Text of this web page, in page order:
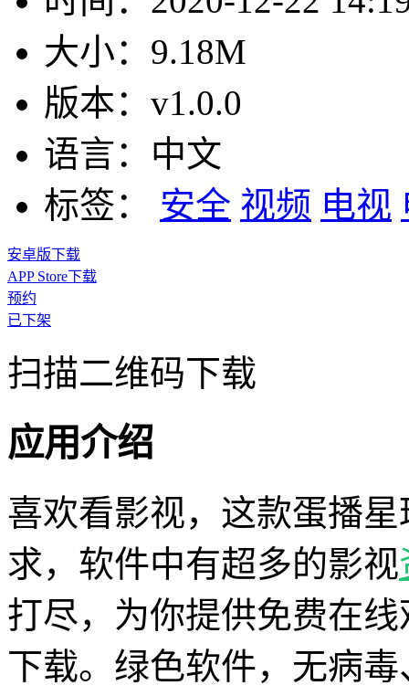
大小： 9.18M
版本： v1.0.0
语言： 中文
标签：
安全 视频 电视
安卓版下载
APP Store下载
预约
已下架
扫描二维码下载
应用介绍
喜欢看影视，这款蛋播
求，软件中有超多的影视
打尽，为你提供免费在
下载。绿色软件，无病